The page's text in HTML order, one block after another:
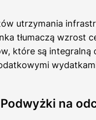
utrzymania
tłumaczą wzrost
które są integralną
na